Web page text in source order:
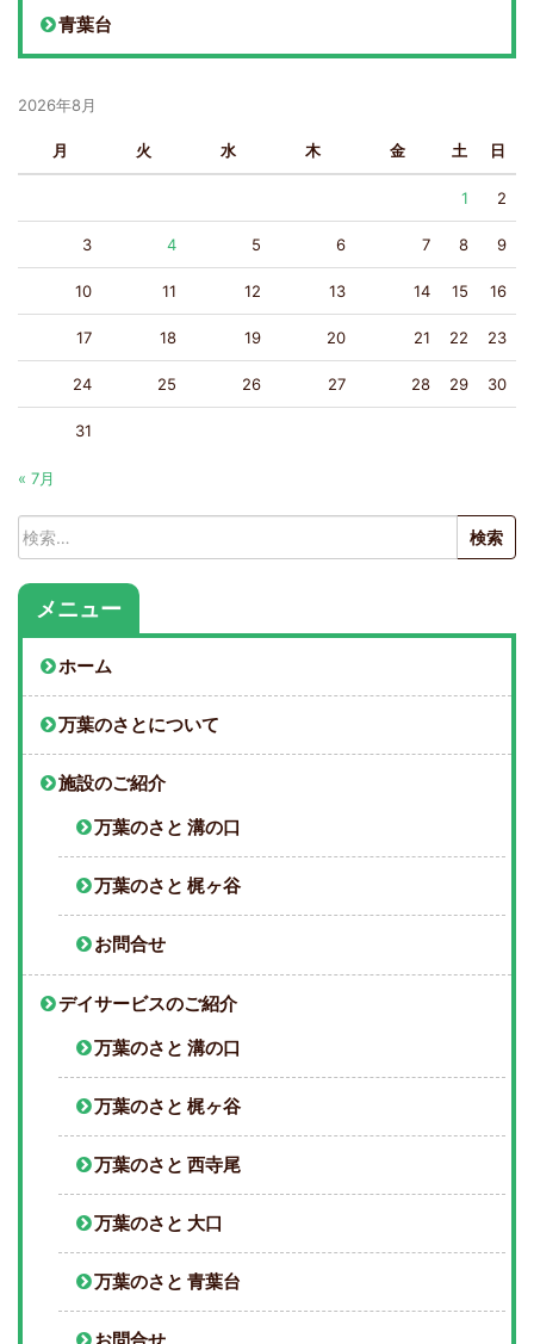
青葉台
2026年8月
月 火 水 木 金 土 日
1 2
3 4 5 6 7 8 9
10 11 12 13 14 15 16
17 18 19 20 21 22 23
24 25 26 27 28 29 30
31
« 7月
検
索:
メニュー
ホーム
万葉のさとについて
施設のご紹介
万葉のさと 溝の口
万葉のさと 梶ヶ谷
お問合せ
デイサービスのご紹介
万葉のさと 溝の口
万葉のさと 梶ヶ谷
万葉のさと 西寺尾
万葉のさと 大口
万葉のさと 青葉台
お問合せ